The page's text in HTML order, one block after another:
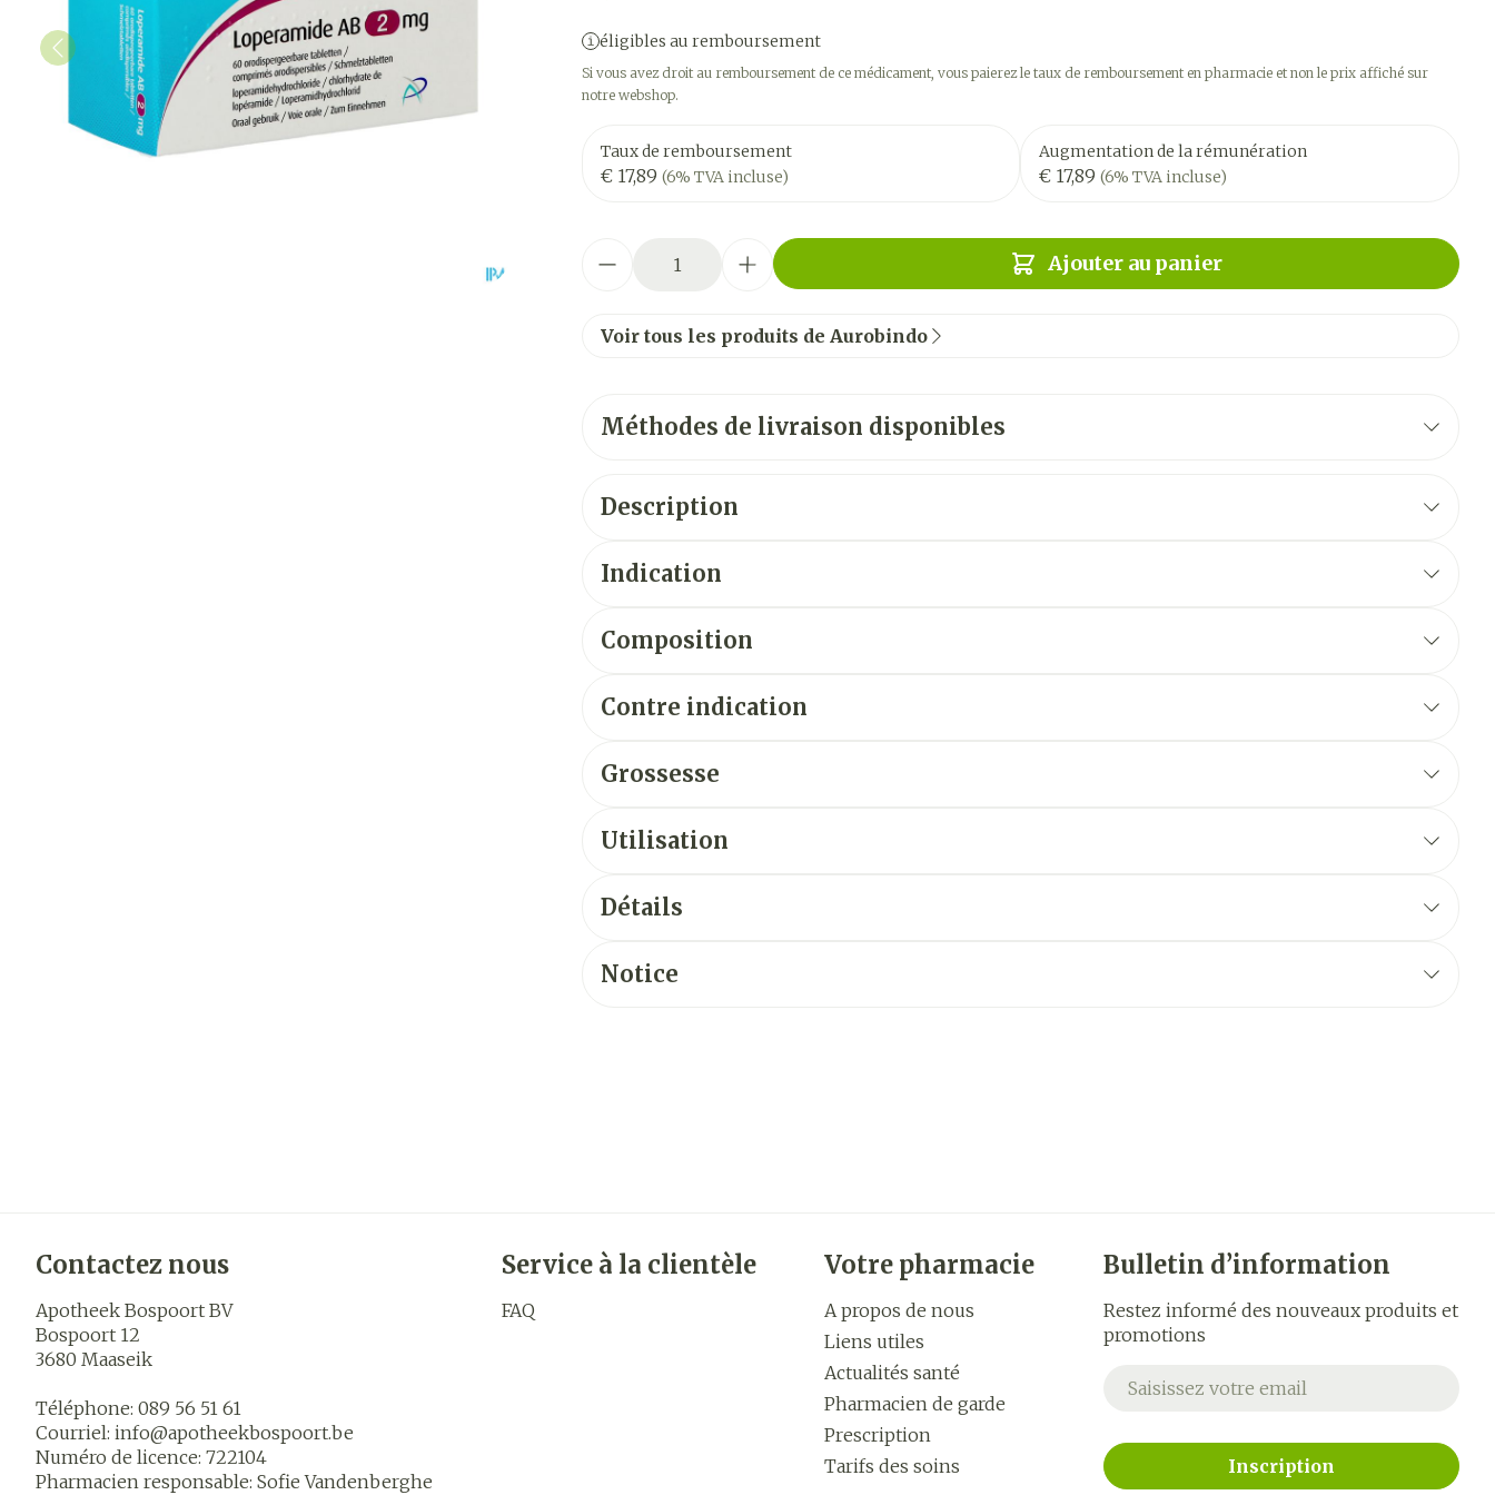
éligibles au remboursement
Si vous avez droit au remboursement de ce médicament, vous paierez le taux de remboursement en pharmacie et non le prix affiché sur
notre webshop.
Taux de remboursement
€ 17,89 (6% TVA incluse)
Augmentation de la rémunération
€ 17,89 (6% TVA incluse)
Ajouter au panier
Voir tous les produits de Aurobindo
Méthodes de livraison disponibles
Description
Indication
Composition
Contre indication
Grossesse
Utilisation
Détails
Notice
Contactez nous
Apotheek Bospoort BV
Bospoort 12
3680 Maaseik
Téléphone: 089 56 51 61
Courriel: info@apotheekbospoort.be
Numéro de licence: 722104
Pharmacien responsable: Sofie Vandenberghe
Service à la clientèle
FAQ
Votre pharmacie
A propos de nous
Liens utiles
Actualités santé
Pharmacien de garde
Prescription
Tarifs des soins
Bulletin d’information
Restez informé des nouveaux produits et
promotions
Adresse mail
Inscription